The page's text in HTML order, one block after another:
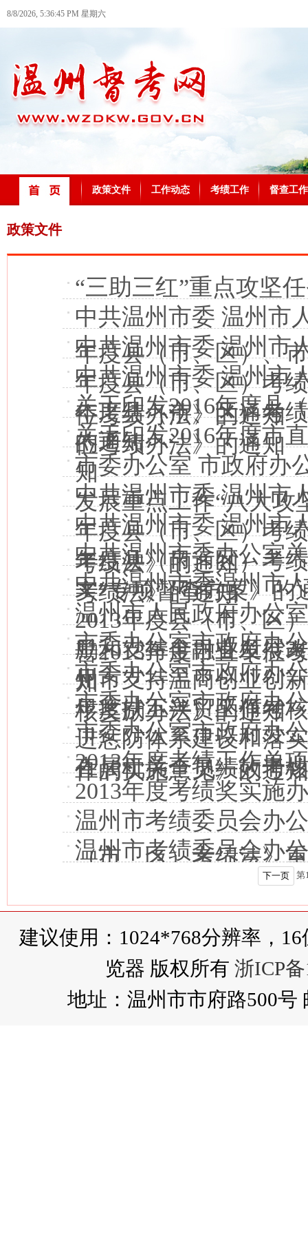
8/8/2026, 5:36:46 PM 星期六
政策文件 工作动态 考绩工作 督查工作
政策文件
“三助三红”重点攻坚
中共温州市委 温州市
年度县（市、区）、
中共温州市委 温州市
年度县（市、区）考
位考绩办法》的通知
中共温州市委 温州市
年度县（市、区）考
位考绩办法》的通知
关于印发2016年度县
的通知
关于印发2016年度市
知
市委办公室 市政府办
发展重点工作“八大攻
中共温州市委 温州市
年度县（市、区）考
考绩法》的通知
中共温州市委 温州市
年度县（市、区）考
考绩法》的通知
中共温州市委办公室
实”专项督查方案》的
中共温州市委温州市
2013年度县（市、区
善2013年度市直单位
温州市人民政府办公
励和支持金融业发展
知
市委办公室市政府办
州市支持温商创业创
核奖励办法》的通知
市委办公室市政府办
年度扶工兴贸工作考
市委办公室市政府办
进惩防体系建设和落
作的实施意见》的通知
市委办公室市政府办
直属机关全员绩效考
2013年度考绩工作单
2013年度考绩奖实施
温州市考绩委员会办
（市、区）考绩法》
温州市考绩委员会办
市功能区、中心镇和
细则的通知
下一页 第
建议使用：1024*768分辨率，
览器 版权所有 浙ICP
地址：温州市市府路500号